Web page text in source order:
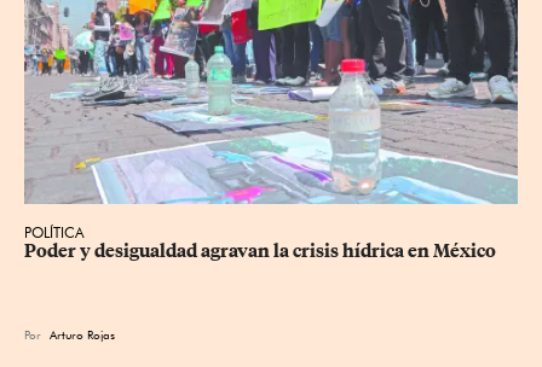
POLÍTICA
Poder y desigualdad agravan la crisis hídrica en México
Por Arturo Rojas